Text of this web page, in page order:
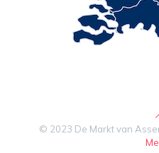
© 2023 De Markt van